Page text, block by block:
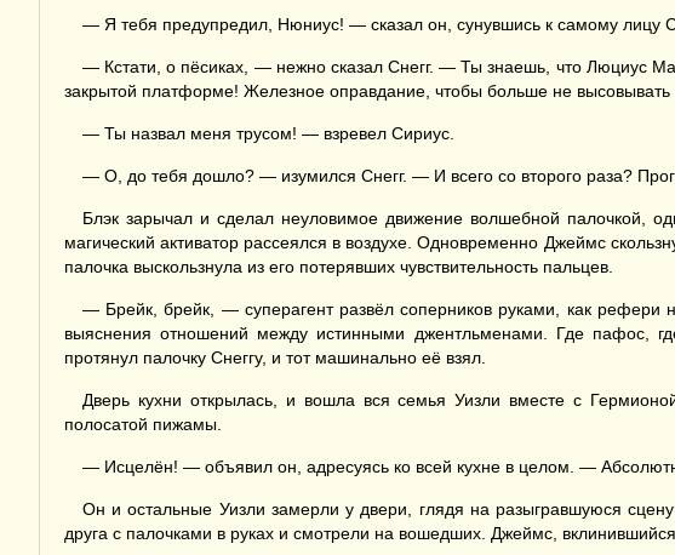
— Я тебя предупредил, Нюниус! — сказал он, сунувшись к самому лицу
— Кстати, о пёсиках, — нежно сказал Снегг. — Ты знаешь, что Люциус
закрытой платформе! Железное оправдание, чтобы больше не высовывать
— Ты назвал меня трусом! — взревел Сириус.
— О, до тебя дошло? — изумился Снегг. — И всего со второго раза?
Блэк зарычал и сделал неуловимое движение волшебной палочкой,
магический активатор рассеялся в воздухе. Одновременно Джеймс
палочка выскользнула из его потерявших чувствительность пальцев.
— Брейк, брейк, — суперагент развёл соперников руками, как
выяснения отношений между истинными джентльменами. Где пафос,
протянул палочку Снеггу, и тот машинально её взял.
Дверь кухни открылась, и вошла вся семья Уизли вместе с
полосатой пижамы.
— Исцелён! — объявил он, адресуясь ко всей кухне в целом. —
Он и остальные Уизли замерли у двери, глядя на разыгравшуюся
друга с палочками в руках и смотрели на вошедших. Джеймс,